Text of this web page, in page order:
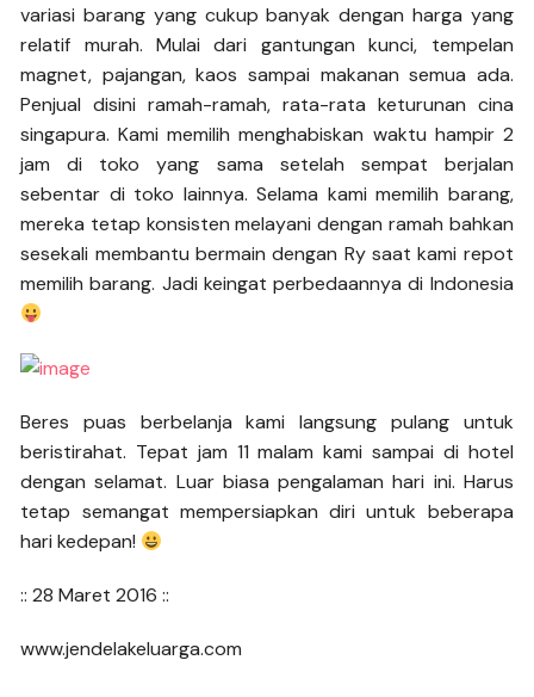
variasi barang yang cukup banyak dengan harga yang
relatif murah. Mulai dari gantungan kunci, tempelan
magnet, pajangan, kaos sampai makanan semua ada.
Penjual disini ramah-ramah, rata-rata keturunan cina
singapura. Kami memilih menghabiskan waktu hampir 2
jam di toko yang sama setelah sempat berjalan
sebentar di toko lainnya. Selama kami memilih barang,
mereka tetap konsisten melayani dengan ramah bahkan
sesekali membantu bermain dengan Ry saat kami repot
memilih barang. Jadi keingat perbedaannya di Indonesia
Beres puas berbelanja kami langsung pulang untuk
beristirahat. Tepat jam 11 malam kami sampai di hotel
dengan selamat. Luar biasa pengalaman hari ini. Harus
tetap semangat mempersiapkan diri untuk beberapa
hari kedepan!
:: 28 Maret 2016 ::
www.jendelakeluarga.com